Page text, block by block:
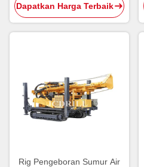
Dapatkan Harga Terbaik
Rig Pengeboran Sumur Air